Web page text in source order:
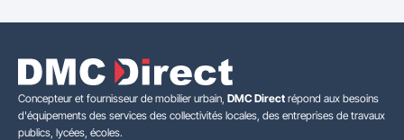
Concepteur et fournisseur de mobilier urbain, DMC Direct répond aux besoins
d'équipements des services des collectivités locales, des entreprises de travaux
publics, lycées, écoles.